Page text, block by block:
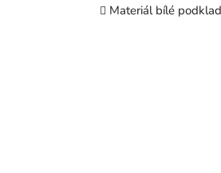
Materiál bílé